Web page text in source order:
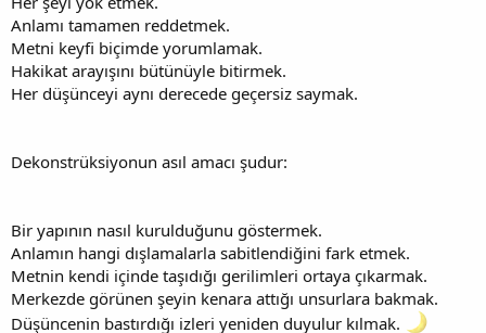
Anlamı tamamen reddetmek.
Metni keyfi biçimde yorumlamak.
Hakikat arayışını bütünüyle bitirmek.
Her düşünceyi aynı derecede geçersiz saymak.
Dekonstrüksiyonun asıl amacı şudur:
Bir yapının nasıl kurulduğunu göstermek.
Anlamın hangi dışlamalarla sabitlendiğini fark etmek.
Metnin kendi içinde taşıdığı gerilimleri ortaya çıkarmak.
Merkezde görünen şeyin kenara attığı unsurlara bakmak.
Düşüncenin bastırdığı izleri yeniden duyulur kılmak.